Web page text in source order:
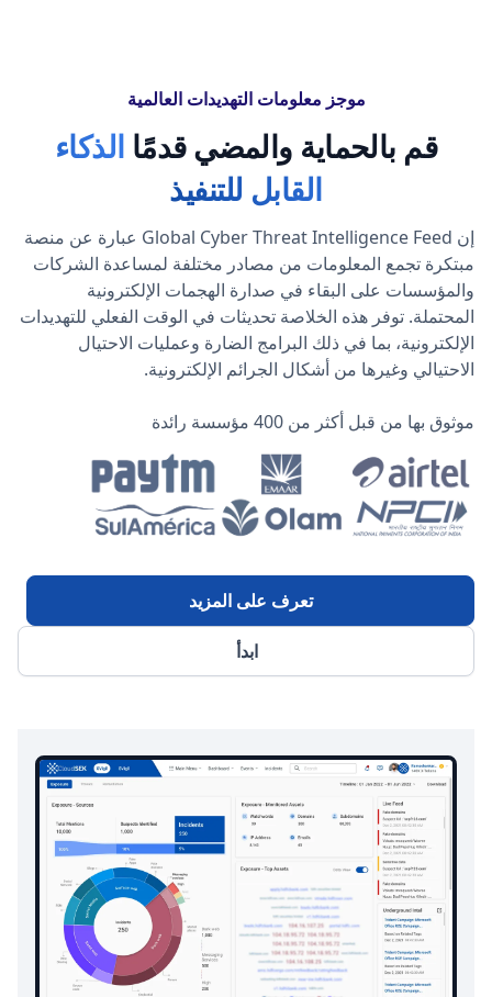
موجز معلومات التهديدات العالمية
قم بالحماية والمضي قدمًا الذكاء
القابل للتنفيذ
إن Global Cyber Threat Intelligence Feed عبارة عن منصة
مبتكرة تجمع المعلومات من مصادر مختلفة لمساعدة الشركات
والمؤسسات على البقاء في صدارة الهجمات الإلكترونية
المحتملة. توفر هذه الخلاصة تحديثات في الوقت الفعلي للتهديدات
الإلكترونية، بما في ذلك البرامج الضارة وعمليات الاحتيال
الاحتيالي وغيرها من أشكال الجرائم الإلكترونية.
موثوق بها من قبل أكثر من 400 مؤسسة رائدة
ابدأ
تعرف على المزيد